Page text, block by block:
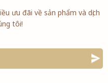
ưu đãi về sản phẩm và dịch
tôi!